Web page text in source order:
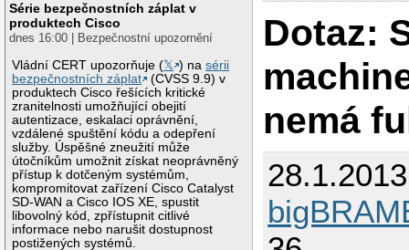
Série bezpečnostních záplat v
produktech Cisco
dnes 16:00 | Bezpečnostní upozornění
Vládní CERT upozorňuje (𝕏 ) nasérii
bezpečnostních záplat
(CVSS 9.9) v
produktech Cisco řešících kritické
zranitelnosti umožňující obejití
autentizace, eskalaci oprávnění,
vzdálené spuštění kódu a odepření
služby. Úspěšné zneužití může
útočníkům umožnit získat neoprávněný
přístup k dotčeným systémům,
kompromitovat zařízení Cisco Catalyst
SD-WAN a Cisco IOS XE, spustit
libovolný kód, zpřístupnit citlivé
informace nebo narušit dostupnost
postižených systémů.
Dotaz:
nemá